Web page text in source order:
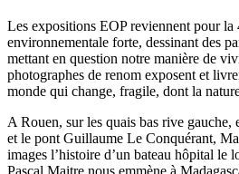
Les expositions EOP reviennent pour la
environnementale forte, dessinant des
mettant en question notre manière de
photographes de renom exposent et
monde qui change, fragile, dont la
A Rouen, sur les quais bas rive gauche,
et le pont Guillaume Le Conquérant,
images l’histoire d’un bateau hôpital le